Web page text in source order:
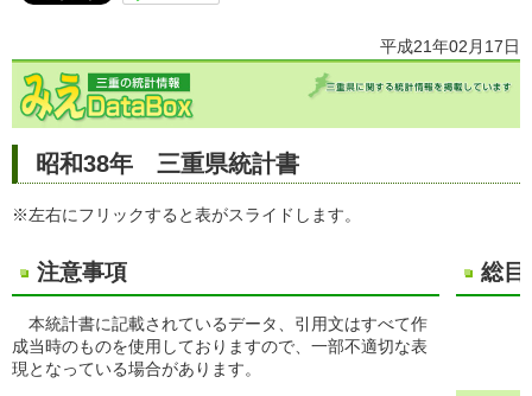
平成21年02月17日
昭和38年 三重県統計書
※左右にフリックすると表がスライドします。
注意事項
本統計書に記載されているデータ、引用文はすべて作
成当時のものを使用しておりますので、一部不適切な表
現となっている場合があります。
総目